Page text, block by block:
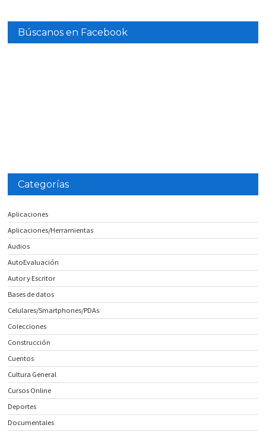
Búscanos en Facebook
Categorías
Aplicaciones
Aplicaciones/Herramientas
Audios
AutoEvaluación
Autor y Escritor
Bases de datos
Celulares/Smartphones/PDAs
Colecciones
Construcción
Cuentos
Cultura General
Cursos Online
Deportes
Documentales